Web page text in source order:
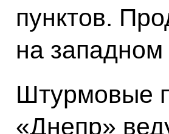
пунктов.
на западном
Штурмовые
«Днепр»